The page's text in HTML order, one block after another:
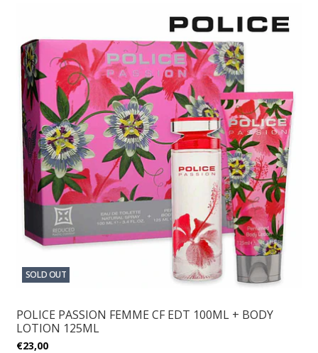
SOLD OUT
POLICE PASSION FEMME CF EDT 100ML + BODY
LOTION 125ML
€23,00